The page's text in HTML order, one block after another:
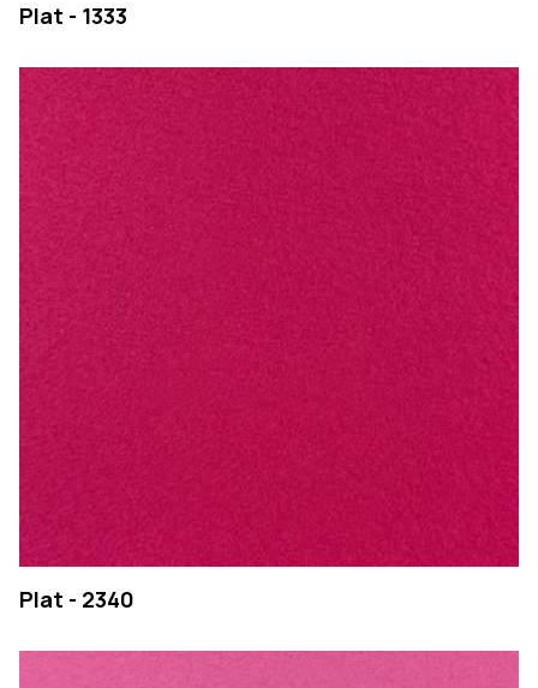
Plat - 1333
Plat - 2340